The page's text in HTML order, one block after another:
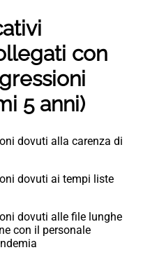
con
5 anni)
dovuti alla carenza di
dovuti ai tempi liste
dovuti alle file lunghe
con il personale